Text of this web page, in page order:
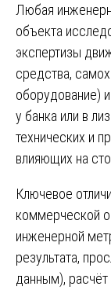
Любая
объекта
экспертизы
средства,
оборудование)
у банка или в
технических и
влияющих на
Ключевое
коммерческой
инженерной
результата,
данным),